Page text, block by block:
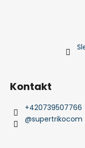
Kontakt
+420739507766
@supertrikocom